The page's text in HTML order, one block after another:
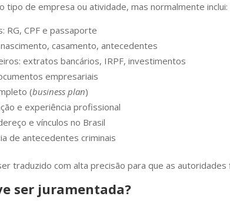
tipo de empresa ou atividade, mas normalmente inclui:
RG, CPF e passaporte
casamento, antecedentes
extratos bancários, IRPF, investimentos
empresariais
(business plan)
e experiência profissional
e vínculos no Brasil
de antecedentes criminais
traduzido com alta precisão para que as autoridades
ser juramentada?